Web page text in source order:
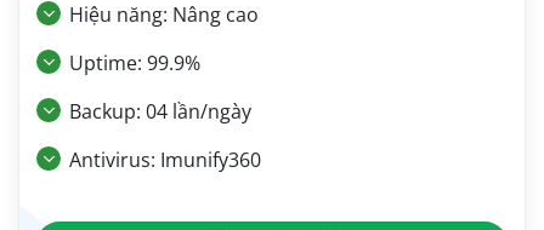
Hiệu năng: Nâng cao
Uptime: 99.9%
Backup: 04 lần/ngày
Antivirus: Imunify360